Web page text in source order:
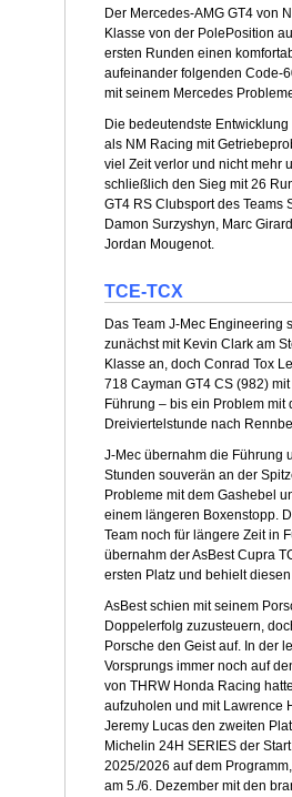
Der Mercedes-AMG GT4 von
Klasse von der PolePosition
ersten Runden einen
aufeinander folgenden Code-
mit seinem Mercedes
Die bedeutendste
als NM Racing mit
viel Zeit verlor und nicht mehr
schließlich den Sieg mit 26
GT4 RS Clubsport des Teams
Damon Surzyshyn, Marc
Jordan Mougenot.
TCE-TCX
Das Team J-Mec
zunächst mit Kevin Clark am
Klasse an, doch Conrad Tox
718 Cayman GT4 CS (982)
Führung – bis ein Problem
Dreiviertelstunde nach
J-Mec übernahm die Führung
Stunden souverän an der
Probleme mit dem Gashebel
einem längeren Boxenstopp.
Team noch für längere Zeit in
übernahm der AsBest Cupra
ersten Platz und behielt
AsBest schien mit seinem
Doppelerfolg zuzusteuern,
Porsche den Geist auf. In der
Vorsprungs immer noch auf
von THRW Honda Racing
aufzuholen und mit Lawrence
Jeremy Lucas den zweiten
Michelin 24H SERIES der
2025/2026 auf dem
am 5./6. Dezember mit den